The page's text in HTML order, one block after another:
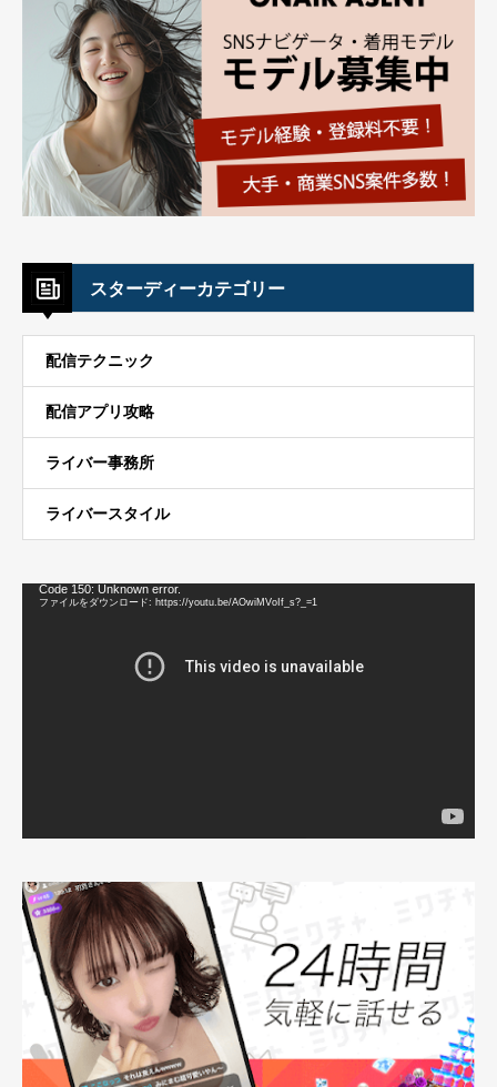
スターディーカテゴリー
配信テクニック
配信アプリ攻略
ライバー事務所
ライバースタイル
動Code 150: Unknown error.
ファイルをダウンロード: https://youtu.be/AOwiMVoIf_s?_=1